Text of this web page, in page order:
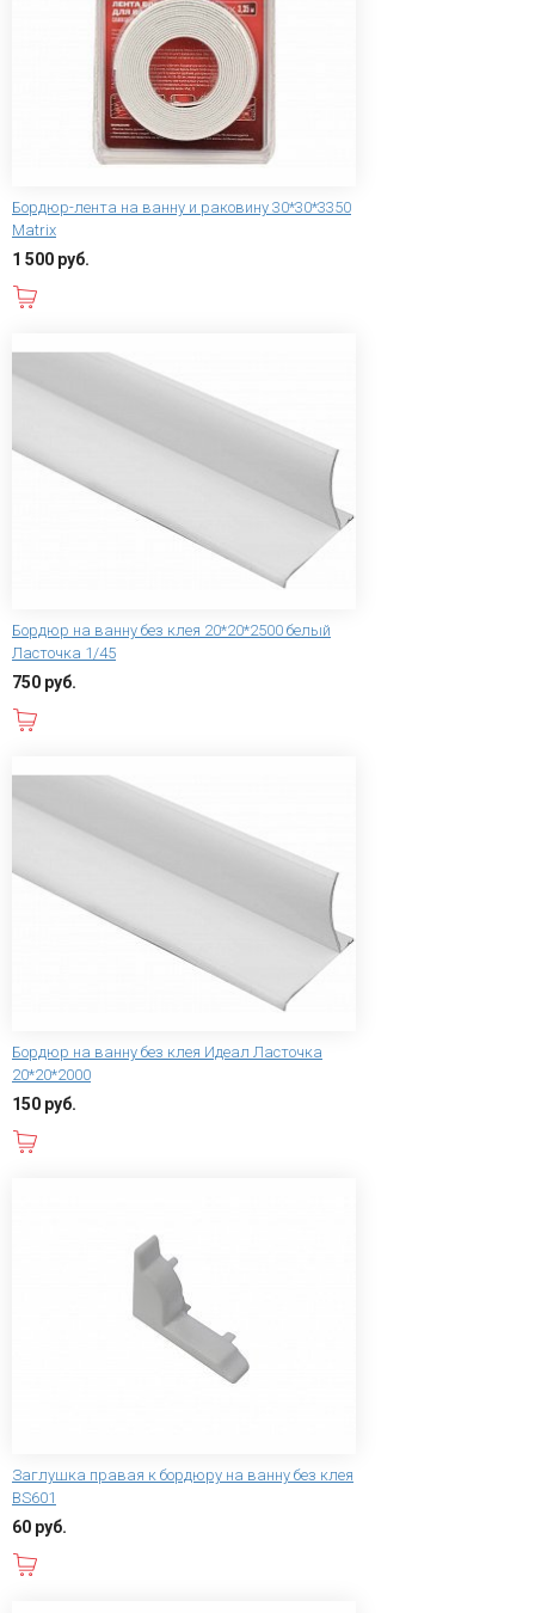
Бордюр-лента на ванну и раковину 30*30*3350
Matrix
1 500 руб.
Бордюр на ванну без клея 20*20*2500 белый
Ласточка 1/45
750 руб.
Бордюр на ванну без клея Идеал Ласточка
20*20*2000
150 руб.
Заглушка правая к бордюру на ванну без клея
BS601
60 руб.